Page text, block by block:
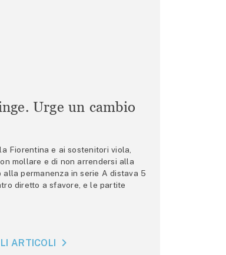
Urge un cambio
Fiorentina e ai sostenitori viola,
mollare e di non arrendersi alla
permanenza in serie A distava 5
diretto a sfavore, e le partite
ARTICOLI